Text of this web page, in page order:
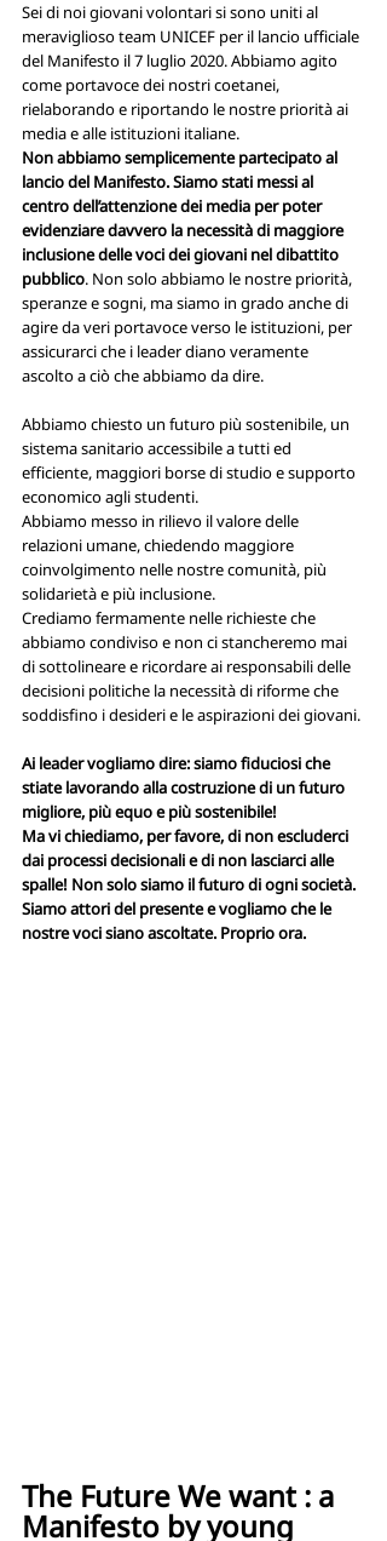
Sei di noi giovani volontari si sono uniti al
meraviglioso team UNICEF per il lancio ufficiale
del Manifesto il 7 luglio 2020. Abbiamo agito
come portavoce dei nostri coetanei,
rielaborando e riportando le nostre priorità ai
media e alle istituzioni italiane.
Non abbiamo semplicemente partecipato al
lancio del Manifesto. Siamo stati messi al
centro dell’attenzione dei media per poter
evidenziare davvero la necessità di maggiore
inclusione delle voci dei giovani nel dibattito
pubblico. Non solo abbiamo le nostre priorità,
speranze e sogni, ma siamo in grado anche di
agire da veri portavoce verso le istituzioni, per
assicurarci che i leader diano veramente
ascolto a ciò che abbiamo da dire.
Abbiamo chiesto un futuro più sostenibile, un
sistema sanitario accessibile a tutti ed
efficiente, maggiori borse di studio e supporto
economico agli studenti.
Abbiamo messo in rilievo il valore delle
relazioni umane, chiedendo maggiore
coinvolgimento nelle nostre comunità, più
solidarietà e più inclusione.
Crediamo fermamente nelle richieste che
abbiamo condiviso e non ci stancheremo mai
di sottolineare e ricordare ai responsabili delle
decisioni politiche la necessità di riforme che
soddisfino i desideri e le aspirazioni dei giovani.
Ai leader vogliamo dire: siamo fiduciosi che
stiate lavorando alla costruzione di un futuro
migliore, più equo e più sostenibile!
Ma vi chiediamo, per favore, di non escluderci
dai processi decisionali e di non lasciarci alle
spalle! Non solo siamo il futuro di ogni società.
Siamo attori del presente e vogliamo che le
nostre voci siano ascoltate. Proprio ora.
The Future We want : a
Manifesto by young